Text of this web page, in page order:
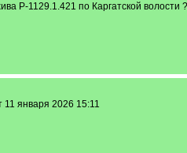
Р-1129.1.421 по Каргатской
11 января 2026 15:11